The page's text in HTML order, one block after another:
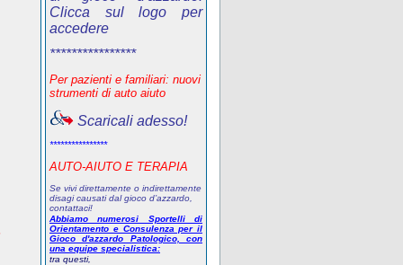
Clicca sul logo per
accedere
****************
Per pazienti e familiari: nuovi
strumenti di auto aiuto
Scaricali adesso!
****************
AUTO-AIUTO E TERAPIA
Se vivi direttamente o indirettamente
disagi causati dal gioco d’azzardo,
contattaci!
Abbiamo numerosi Sportelli di
Orientamento e Consulenza per il
Gioco d'azzardo Patologico, con
una equipe specialistica:
tra questi,